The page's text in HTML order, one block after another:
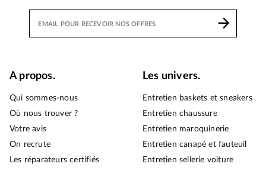
A propos.
Qui sommes-nous
Où nous trouver ?
Votre avis
On recrute
Les réparateurs certifiés
Les univers.
Entretien baskets et sneakers
Entretien chaussure
Entretien maroquinerie
Entretien canapé et fauteuil
Entretien sellerie voiture